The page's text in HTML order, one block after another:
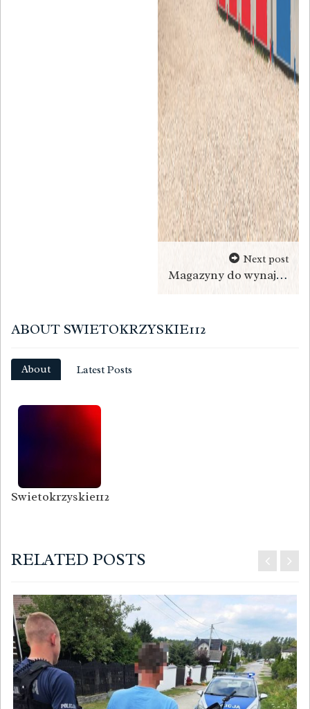
Next post
Magazyny do wynajęcia w Gorzowie – jak wynająć box na swoje rzeczy
ABOUT SWIETOKRZYSKIE112
About Latest Posts
Swietokrzyskie112
RELATED POSTS